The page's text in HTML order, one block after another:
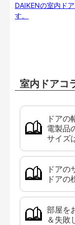
DAIKENの室内ド
す。
室内ドアコ
ドア
電製品
サイズ
ドアの
ドアの
部屋を
＆失敗